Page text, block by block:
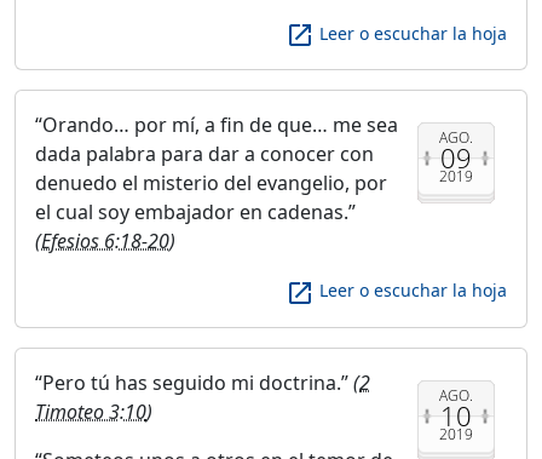
launch Leer o escuchar la hoja
AGO.
09
2019
Orando… por mí, a fin de que… me sea
dada palabra para dar a conocer con
denuedo el misterio del evangelio, por
el cual soy embajador en cadenas.
(Efesios 6:18-20)
launch Leer o escuchar la hoja
AGO.
10
2019
Pero tú has seguido mi doctrina. (2
Timoteo 3:10)